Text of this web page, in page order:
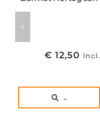
€ 12,50 Incl.
..